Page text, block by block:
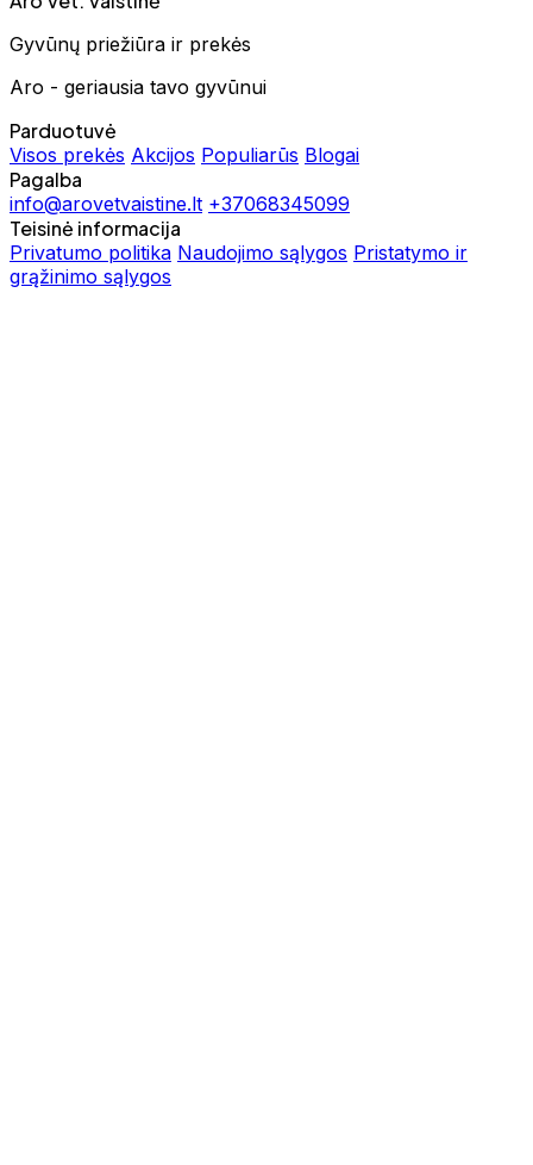
Gyvūnų priežiūra ir prekės
Aro - geriausia tavo gyvūnui
Parduotuvė
Visos prekės Akcijos Populiarūs Blogai
Pagalba
info@arovetvaistine.lt +37068345099
Teisinė informacija
Privatumo politika Naudojimo sąlygos Pristatymo ir
grąžinimo sąlygos